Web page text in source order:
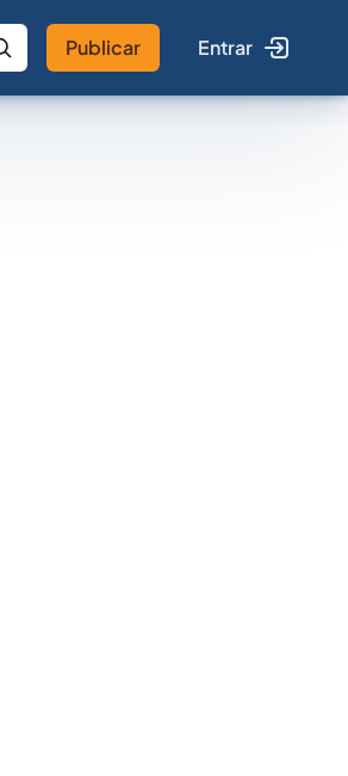
Publicar Entrar